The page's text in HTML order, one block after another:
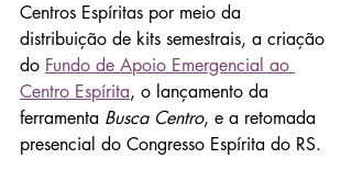
Centros Espíritas por meio da
distribuição de kits semestrais, a criação
do Fundo de Apoio Emergencial ao
Centro Espírita, o lançamento da
ferramenta Busca Centro, e a retomada
presencial do Congresso Espírita do RS.